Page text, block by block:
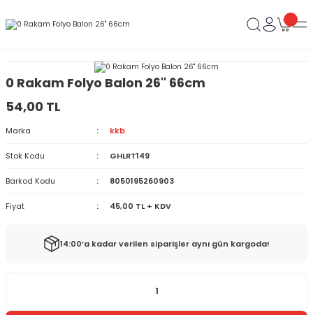
0 Rakam Folyo Balon 26'' 66cm
54,00 TL
Marka kkb
Stok Kodu GHLRT149
Barkod Kodu 8050195260903
Fiyat 45,00 TL + KDV
14:00’a kadar verilen siparişler aynı gün kargoda!